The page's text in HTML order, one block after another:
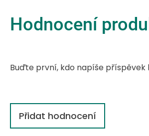
Hodnocení
Buďte první, kdo napíše příspěvek
Přidat hodnocení